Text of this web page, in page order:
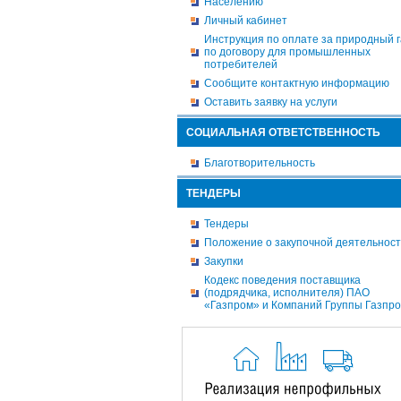
Личный кабинет
Инструкция по оплате за природный
по договору для промышленных
потребителей
Сообщите контактную информацию
Оставить заявку на услуги
СОЦИАЛЬНАЯ ОТВЕТСТВЕННОСТЬ
Благотворительность
ТЕНДЕРЫ
Тендеры
Положение о закупочной
Закупки
Кодекс поведения поставщика
(подрядчика, исполнителя) ПАО
«Газпром» и Компаний Группы